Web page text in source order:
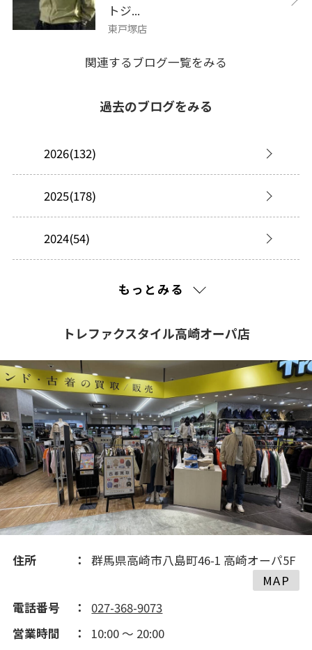
トジ...
東戸塚店
関連するブログ一覧をみる
過去のブログをみる
2026(132)
2025(178)
2024(54)
もっとみる
トレファクスタイル高崎オーパ店
住所
群馬県高崎市八島町46-1 高崎オーパ5F
MAP
電話番号
027-368-9073
営業時間
10:00 ～ 20:00